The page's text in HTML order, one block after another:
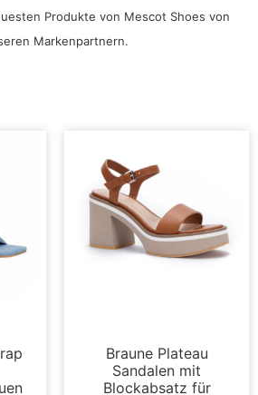
Produkte von Mescot Shoes von
Markenpartnern.
Braune Plateau
Sandalen mit
Blockabsatz für